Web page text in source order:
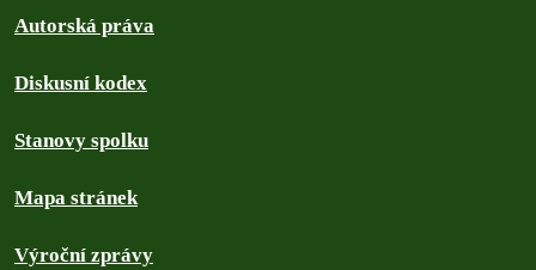
Autorská práva
Diskusní kodex
Stanovy spolku
Mapa stránek
Výroční zprávy